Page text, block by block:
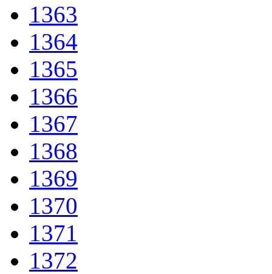
1363
1364
1365
1366
1367
1368
1369
1370
1371
1372